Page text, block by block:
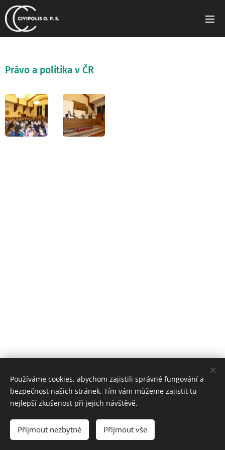
Právo a politika v ČR
© 2016 Civipolis, o.p.s., Bystrovanská 263/19A, Olomouc, 772 00
Vytvořeno službou
Cookies
Používáme cookies, abychom zajistili správné fungování a
bezpečnost našich stránek. Tím vám můžeme zajistit tu
nejlepší zkušenost při jejich návštěvě.
Přijmout nezbytné Přijmout vše